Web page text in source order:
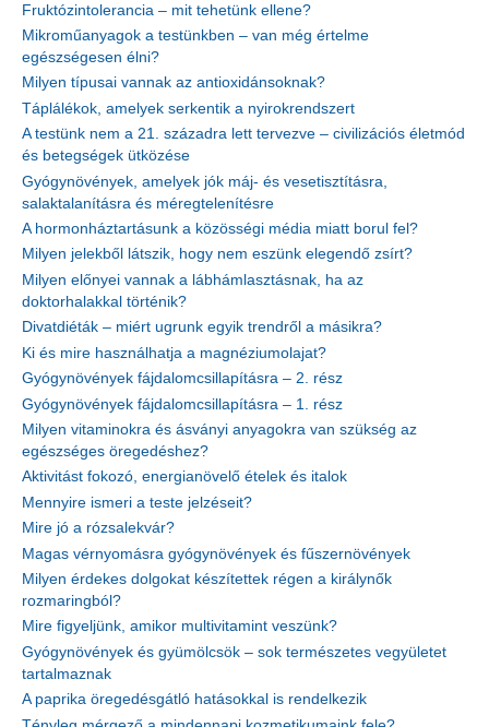
Fruktózintolerancia – mit tehetünk ellene?
Mikroműanyagok a testünkben – van még értelme
egészségesen élni?
Milyen típusai vannak az antioxidánsoknak?
Táplálékok, amelyek serkentik a nyirokrendszert
A testünk nem a 21. századra lett tervezve – civilizációs életmód
és betegségek ütközése
Gyógynövények, amelyek jók máj- és vesetisztításra,
salaktalanításra és méregtelenítésre
A hormonháztartásunk a közösségi média miatt borul fel?
Milyen jelekből látszik, hogy nem eszünk elegendő zsírt?
Milyen előnyei vannak a lábhámlasztásnak, ha az
doktorhalakkal történik?
Divatdiéták – miért ugrunk egyik trendről a másikra?
Ki és mire használhatja a magnéziumolajat?
Gyógynövények fájdalomcsillapításra – 2. rész
Gyógynövények fájdalomcsillapításra – 1. rész
Milyen vitaminokra és ásványi anyagokra van szükség az
egészséges öregedéshez?
Aktivitást fokozó, energianövelő ételek és italok
Mennyire ismeri a teste jelzéseit?
Mire jó a rózsalekvár?
Magas vérnyomásra gyógynövények és fűszernövények
Milyen érdekes dolgokat készítettek régen a királynők
rozmaringból?
Mire figyeljünk, amikor multivitamint veszünk?
Gyógynövények és gyümölcsök – sok természetes vegyületet
tartalmaznak
A paprika öregedésgátló hatásokkal is rendelkezik